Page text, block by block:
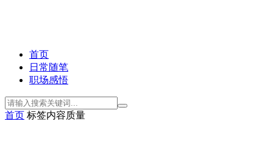
首页
日常随笔
职场感悟
首页 标签内容质量